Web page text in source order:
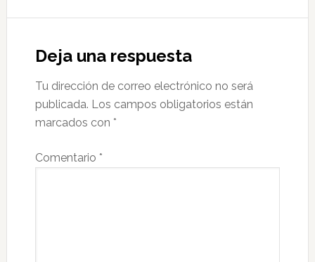
Deja una respuesta
Tu dirección de correo electrónico no será
publicada. Los campos obligatorios están
marcados con *
Comentario *